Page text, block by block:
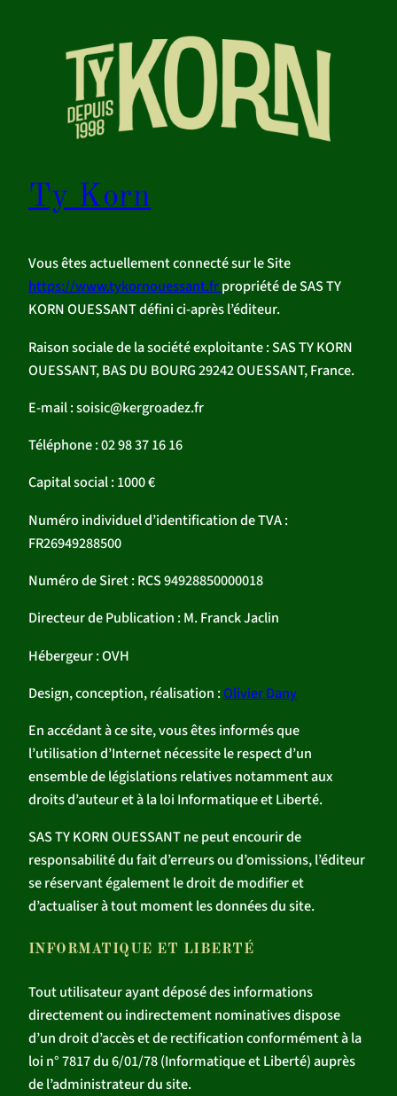
Ty Korn
Vous êtes actuellement connecté sur le Site
https://www.tykornouessant.frpropriété de SAS TY
KORN OUESSANT défini ci-après l’éditeur.
Raison sociale de la société exploitante : SAS TY KORN
OUESSANT, BAS DU BOURG 29242 OUESSANT, France.
E-mail : soisic@kergroadez.fr
Téléphone : 02 98 37 16 16
Capital social : 1000 €
Numéro individuel d’identification de TVA :
FR26949288500
Numéro de Siret : RCS 94928850000018
Directeur de Publication : M. Franck Jaclin
Hébergeur : OVH
Design, conception, réalisation :Olivier Dany
En accédant à ce site, vous êtes informés que
l’utilisation d’Internet nécessite le respect d’un
ensemble de législations relatives notamment aux
droits d’auteur et à la loi Informatique et Liberté.
SAS TY KORN OUESSANT ne peut encourir de
responsabilité du fait d’erreurs ou d’omissions, l’éditeur
se réservant également le droit de modifier et
d’actualiser à tout moment les données du site.
INFORMATIQUE ET LIBERTÉ
Tout utilisateur ayant déposé des informations
directement ou indirectement nominatives dispose
d’un droit d’accès et de rectification conformément à la
loi n° 7817 du 6/01/78 (Informatique et Liberté) auprès
de l’administrateur du site.